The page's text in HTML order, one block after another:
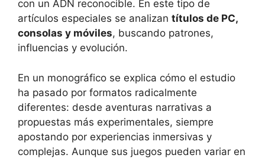
con un ADN reconocible. En este tipo de
artículos especiales se analizan títulos de PC,
consolas y móviles, buscando patrones,
influencias y evolución.
En un monográfico se explica cómo el estudio
ha pasado por formatos radicalmente
diferentes: desde aventuras narrativas a
propuestas más experimentales, siempre
apostando por experiencias inmersivas y
complejas. Aunque sus juegos pueden variar en